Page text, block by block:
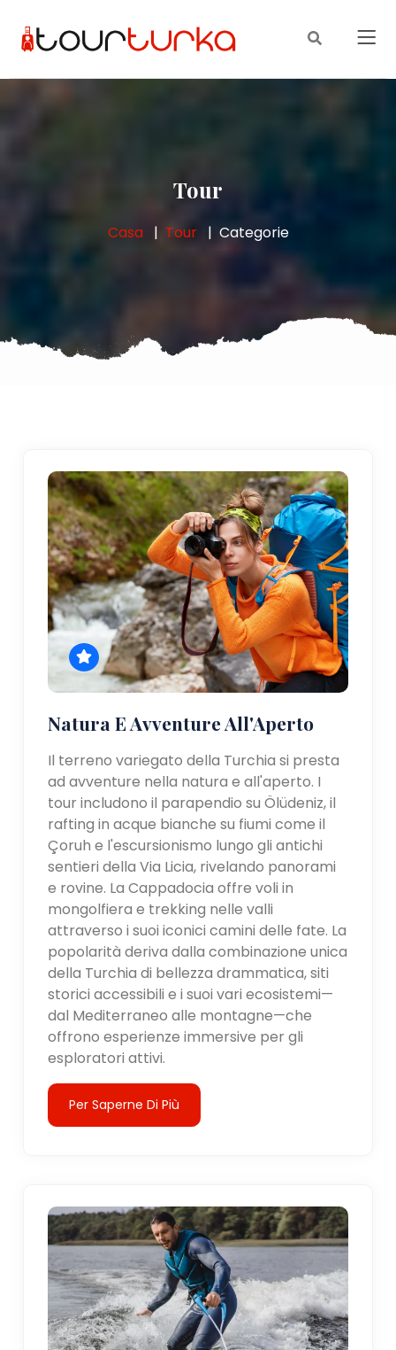
Tour
Casa Tour Categorie
Natura E Avventure All'Aperto
Il terreno variegato della Turchia si presta
ad avventure nella natura e all'aperto. I
tour includono il parapendio su Ölüdeniz, il
rafting in acque bianche su fiumi come il
Çoruh e l'escursionismo lungo gli antichi
sentieri della Via Licia, rivelando panorami
e rovine. La Cappadocia offre voli in
mongolfiera e trekking nelle valli
attraverso i suoi iconici camini delle fate. La
popolarità deriva dalla combinazione unica
della Turchia di bellezza drammatica, siti
storici accessibili e i suoi vari ecosistemi—
dal Mediterraneo alle montagne—che
offrono esperienze immersive per gli
esploratori attivi.
Per Saperne Di Più